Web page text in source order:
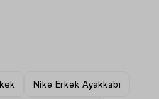
Nike Erkek Ayakkabı